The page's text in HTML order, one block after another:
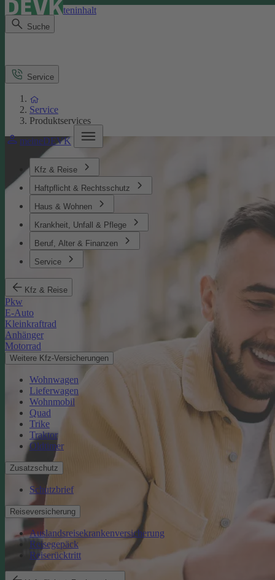
Direkt zum Seiteninhalt
Suche
meineDEVK
Kfz & Reise
Haftpflicht & Rechtsschutz
Haus & Wohnen
Krankheit, Unfall & Pflege
Beruf, Alter & Finanzen
Service
Kfz & Reise
Pkw
E-Auto
Kleinkraftrad
Anhänger
Motorrad
Weitere Kfz-Versicherungen
Wohnwagen
Lieferwagen
Wohnmobil
Quad
Trike
Traktor
Oldtimer
Zusatzschutz
Schutzbrief
Reiseversicherung
Auslandsreisekrankenversicherung
Reisegepäck
Reiserücktritt
Service
Service
Produktservices